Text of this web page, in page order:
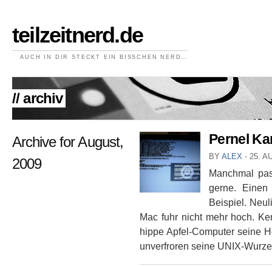
teilzeitnerd.de
AUCH IN DIR STECKT EIN BISSCHEN NERD…
// archiv
Archive for August,
2009
Pernel
BY ALEX ⋅ 25.
Manchmal
gerne. Einen
Beispiel.
Mac fuhr nicht mehr hoch.
hippe Apfel-Computer seine
unverfroren seine UNIX-